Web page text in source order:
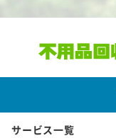
サービス一覧